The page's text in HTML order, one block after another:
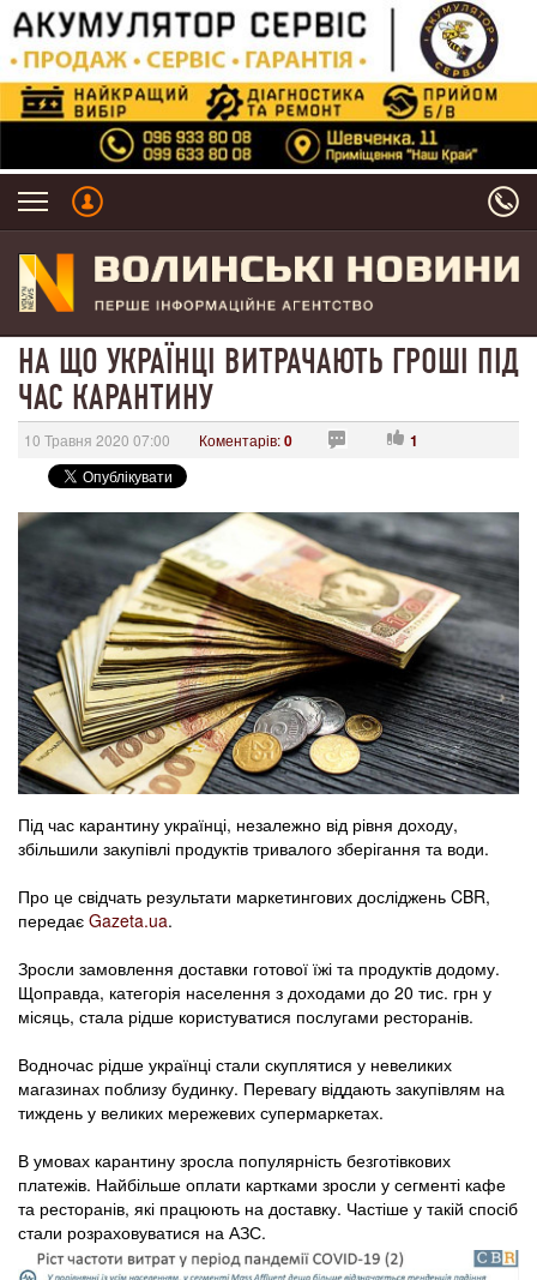
НА ЩО УКРАЇНЦІ ВИТРАЧАЮТЬ ГРОШІ ПІД
ЧАС КАРАНТИНУ
10 Травня 2020 07:00 Коментарів:0 1
Під час карантину українці, незалежно від рівня доходу,
збільшили закупівлі продуктів тривалого зберігання та води.
Про це свідчать результати маркетингових досліджень CBR,
передає Gazeta.ua.
Зросли замовлення доставки готової їжі та продуктів додому.
Щоправда, категорія населення з доходами до 20 тис. грн у
місяць, стала рідше користуватися послугами ресторанів.
Водночас рідше українці стали скуплятися у невеликих
магазинах поблизу будинку. Перевагу віддають закупівлям на
тиждень у великих мережевих супермаркетах.
В умовах карантину зросла популярність безготівкових
платежів. Найбільше оплати картками зросли у сегменті кафе
та ресторанів, які працюють на доставку. Частіше у такій спосіб
стали розраховуватися на АЗС.